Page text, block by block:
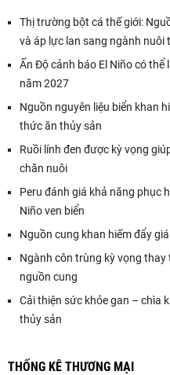
Thị trường bột cá thế giới:
và áp lực lan sang ngành nuôi
Ấn Độ cảnh báo El Niño có
năm 2027
Nguồn nguyên liệu biển khan
thức ăn thủy sản
Ruồi lính đen được kỳ vọng
chăn nuôi
Peru đánh giá khả năng phục
Niño ven biển
Nguồn cung khan hiếm đẩy
Ngành côn trùng kỳ vọng
nguồn cung
Cải thiện sức khỏe gan – chìa
thủy sản
THỐNG KÊ THƯƠNG MẠI